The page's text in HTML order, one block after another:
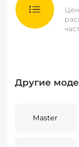
Другие
Master